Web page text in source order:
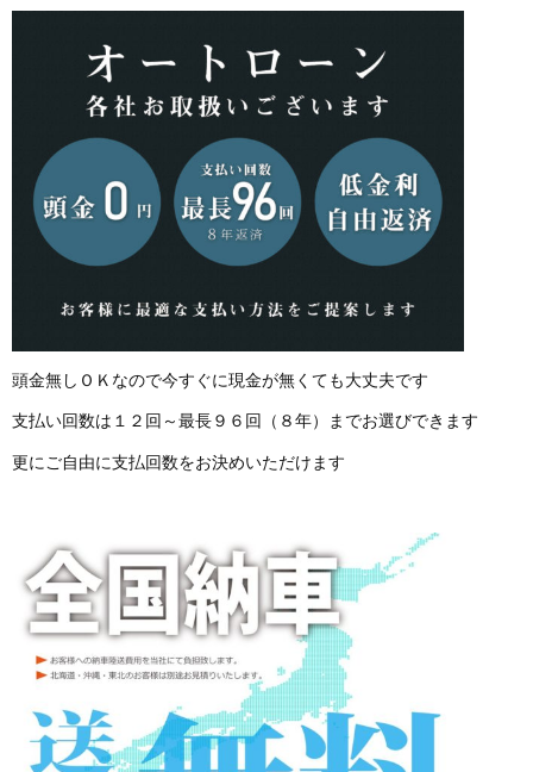
頭金無しＯＫなので今すぐに現金が無くても大丈夫です
支払い回数は１２回～最長９６回（８年）までお選びできます
更にご自由に支払回数をお決めいただけます